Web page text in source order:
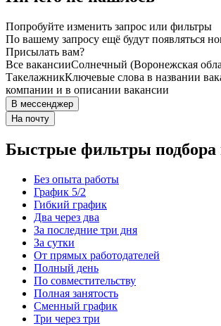
Попробуйте изменить запрос или фильтры
По вашему запросу ещё будут появляться
Присылать вам?
Все вакансииСолнечный (Воронежская
ТакелажникКлючевые слова в названии
компании и в описании вакансии
В мессенджер
На почту
Быстрые фильтры подбора
Без опыта работы
График 5/2
Гибкий график
Два через два
За последние три дня
За сутки
От прямых работодателей
Полный день
По совместительству
Полная занятость
Сменный график
Три через три